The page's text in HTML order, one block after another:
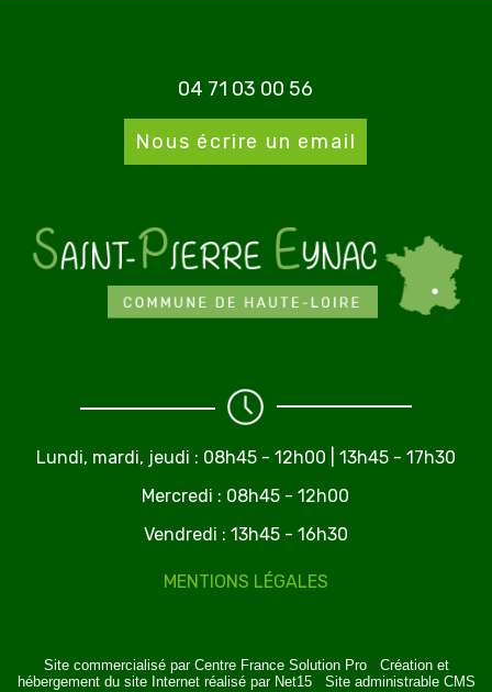
04 71 03 00 56
Nous écrire un email
Lundi, mardi, jeudi : 08h45 - 12h00 | 13h45 - 17h30
Mercredi : 08h45 - 12h00
Vendredi : 13h45 - 16h30
MENTIONS LÉGALES
Site commercialisé par Centre France Solution Pro- Création et
hébergement du site Internet réalisé par Net15- Site administrable CMS